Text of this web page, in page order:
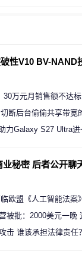
性V10 BV-NAND
万元月销售额不达标
断后台偷偷共享带宽
力Galaxy S27 Ultra进
秘密 后者公开聊
欧盟《人工智能法案
被批：2000美元一晚
击 谁该承担法律责任？